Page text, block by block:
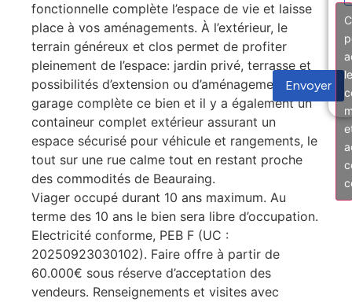
fonctionnelle complète l’espace de vie et laisse
place à vos aménagements. À l’extérieur, le
terrain généreux et clos permet de profiter
pleinement de l’espace: jardin privé, terrasse et
possibilités d’extension ou d’aménagement. Un
garage complète ce bien et il y a également un
containeur complet extérieur assurant un
espace sécurisé pour véhicule et rangements, le
tout sur une rue calme tout en restant proche
des commodités de Beauraing.
Viager occupé durant 10 ans maximum. Au
terme des 10 ans le bien sera libre d’occupation.
Electricité conforme, PEB F (UC :
20250923030102). Faire offre à partir de
60.000€ sous réserve d’acceptation des
vendeurs. Renseignements et visites avec
Envoyer